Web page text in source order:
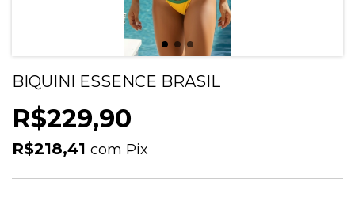
BIQUINI ESSENCE BRASIL
R$229,90
R$218,41 com Pix